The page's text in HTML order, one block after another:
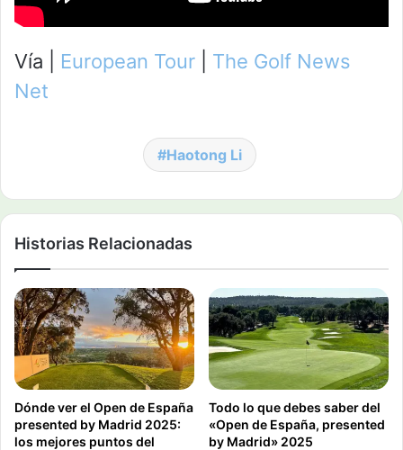
Vía | European Tour
The Golf News
Net
Haotong Li
Historias Relacionadas
Dónde ver el Open de España
presented by Madrid 2025:
los mejores puntos del
Todo lo que debes saber del
«Open de España, presented
by Madrid» 2025